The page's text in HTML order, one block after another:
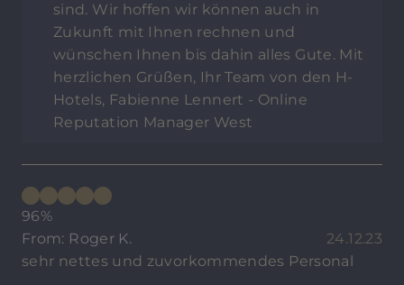
sind. Wir hoffen wir können auch in
Zukunft mit Ihnen rechnen und
wünschen Ihnen bis dahin alles Gute. Mit
herzlichen Grüßen, Ihr Team von den H-
Hotels, Fabienne Lennert - Online
Reputation Manager West
96%
From: Roger K.
24.12.23
sehr nettes und zuvorkommendes Personal